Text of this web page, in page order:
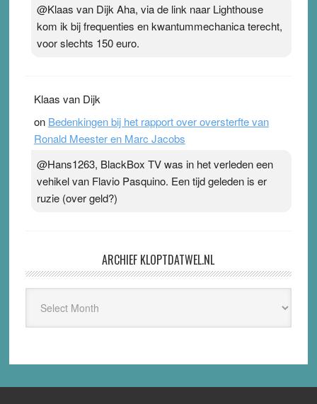
@Klaas van Dijk Aha, via de link naar Lighthouse
kom ik bij frequenties en kwantummechanica terecht,
voor slechts 150 euro.
Klaas van Dijk
on Bedenkingen bij het rapport over oversterfte van
Ronald Meester en Marc Jacobs
@Hans1263, BlackBox TV was in het verleden een
vehikel van Flavio Pasquino. Een tijd geleden is er
ruzie (over geld?)
ARCHIEF KLOPTDATWEL.NL
Kloptdatwel.nl